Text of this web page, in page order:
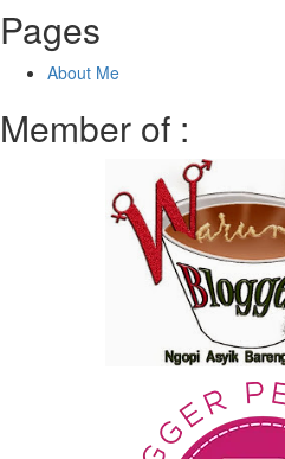
Pages
About Me
Member of :